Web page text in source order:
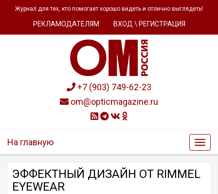
Журнал для тех, кто помогает хорошо видеть и отлично выглядеть!
РЕКЛАМОДАТЕЛЯМ ВХОД \ РЕГИСТРАЦИЯ
+7 (903) 749-62-23
om@opticmagazine.ru
На главную
ЭФФЕКТНЫЙ ДИЗАЙН ОТ RIMMEL
EYEWEAR